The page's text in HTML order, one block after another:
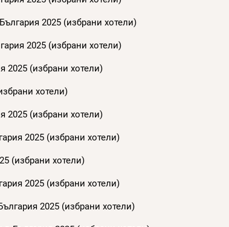
2025 (избрани хотели)
2025 (избрани хотели)
2025 (избрани хотели)
хотели)
2025 (избрани хотели)
2025 (избрани хотели)
(избрани хотели)
2025 (избрани хотели)
2025 (избрани хотели)